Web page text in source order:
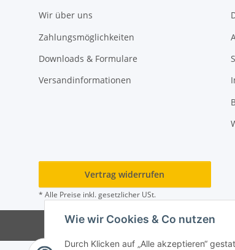
Wie wir Cookies & Co nutzen
Durch Klicken auf „Alle akzeptieren“
Wir über uns
Zahlungsmöglichkeiten
Downloads & Formulare
Versandinformationen
Vertrag widerrufen
* Alle Preise inkl. gesetzlicher USt.